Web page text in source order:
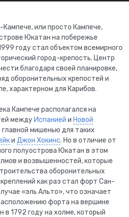
или просто Кампече,
Юкатан на побережье
году стал объектом всемирного
город-крепость. Центр
благодаря своей планировке,
оборонительных крепостей и
характерном для Карибов.
Кампече располагался на
между Испанией и Новой
главной мишенью для таких
и Джон Хокинс. Но в отличие от
полуострова Юкатан в этом
и возвышенностей, которые
оборонительных
как раз стал форт Сан-
«эль Альто», что означает
форта на вершине
1792 году на холме, который